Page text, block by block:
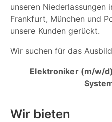
unseren Niederlassungen
Frankfurt, München und
unsere Kunden gerückt.
Wir suchen für das
Elektroniker (m/w/
Wir bieten